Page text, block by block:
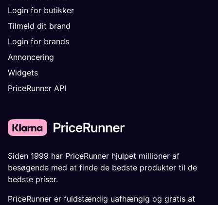
Login for butikker
Tilmeld dit brand
Login for brands
Annoncering
Widgets
PriceRunner API
Siden 1999 har PriceRunner hjulpet millioner af
besøgende med at finde de bedste produkter til de
bedste priser.
PriceRunner er fuldstændig uafhængig og gratis at